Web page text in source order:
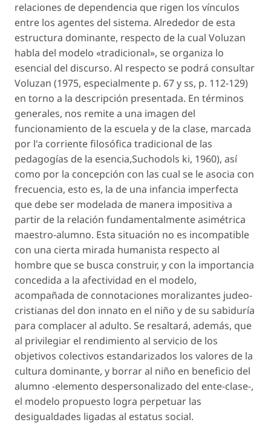
relaciones de dependencia que rigen los vínculos
entre los agentes del sistema. Alrededor de esta
estructura dominante, respecto de la cual Voluzan
habla del modelo «tradicional», se organiza lo
esencial del discurso. Al respecto se podrá consultar
Voluzan (1975, especialmente p. 67 y ss, p. 112-129)
en torno a la descripción presentada. En términos
generales, nos remite a una imagen del
funcionamiento de la escuela y de la clase, marcada
por l'a corriente filosófica tradicional de las
pedagogías de la esencia,Suchodols ki, 1960), así
como por la concepción con las cual se le asocia con
frecuencia, esto es, la de una infancia imperfecta
que debe ser modelada de manera impositiva a
partir de la relación fundamentalmente asimétrica
maestro-alumno. Esta situación no es incompatible
con una cierta mirada humanista respecto al
hombre que se busca construir, y con la importancia
concedida a la afectividad en el modelo,
acompañada de connotaciones moralizantes judeo-
cristianas del don innato en el niño y de su sabiduría
para complacer al adulto. Se resaltará, además, que
al privilegiar el rendimiento al servicio de los
objetivos colectivos estandarizados los valores de la
cultura dominante, y borrar al niño en beneficio del
alumno -elemento despersonalizado del ente-clase-,
el modelo propuesto logra perpetuar las
desigualdades ligadas al estatus social.